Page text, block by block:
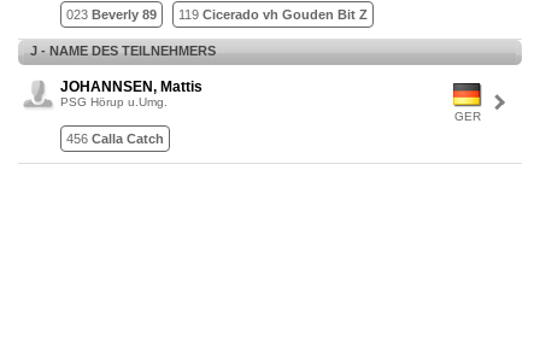
023 Beverly 89 119 Cicerado vh Gouden Bit Z
J - NAME DES TEILNEHMERS
GER
JOHANNSEN, Mattis
PSG Hörup u.Umg.
456 Calla Catch